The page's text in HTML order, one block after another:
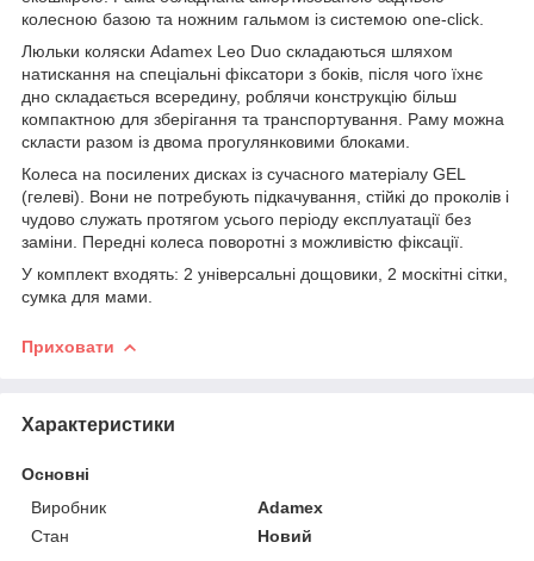
колесною базою та ножним гальмом із системою one-click.
Люльки коляски Adamex Leo Duo складаються шляхом
натискання на спеціальні фіксатори з боків, після чого їхнє
дно складається всередину, роблячи конструкцію більш
компактною для зберігання та транспортування. Раму можна
скласти разом із двома прогулянковими блоками.
Колеса на посилених дисках із сучасного матеріалу GEL
(гелеві). Вони не потребують підкачування, стійкі до проколів і
чудово служать протягом усього періоду експлуатації без
заміни. Передні колеса поворотні з можливістю фіксації.
У комплект входять: 2 універсальні дощовики, 2 москітні сітки,
сумка для мами.
Приховати
Характеристики
Основні
Виробник
Adamex
Стан
Новий